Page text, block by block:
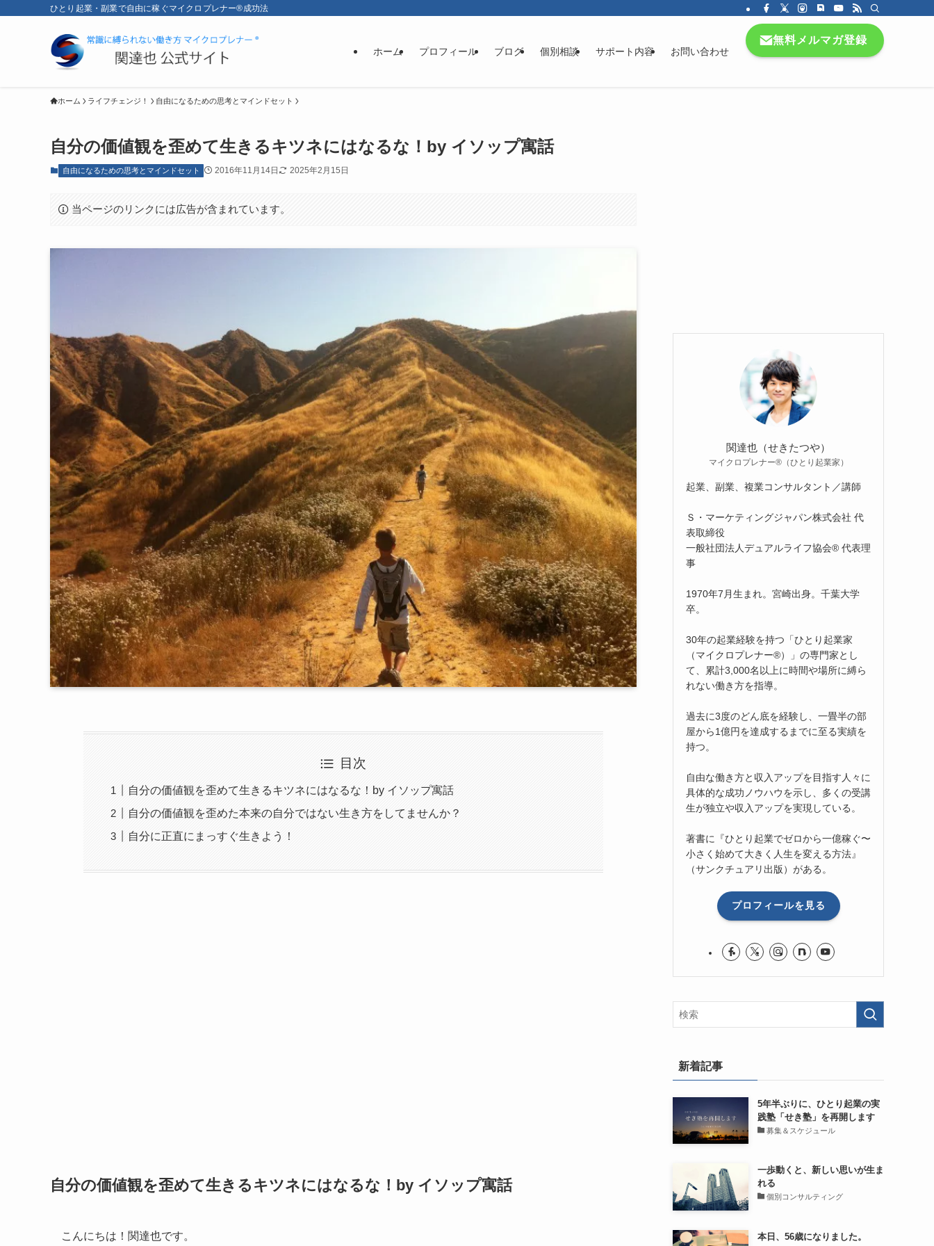
ひとり起業・副業で自由に稼ぐマイクロプレナー®成功法
ホーム プロフィール ブログ 個別相談 サポート内容 お問い合わせ
無料メルマガ登録
ホーム ライフチェンジ！ 自由になるための思考とマインドセット
自分の価値観を歪めて生きるキツネにはなるな！by イソップ寓話
自由になるための思考とマインドセット 2016年11月14日 2025年2月15日
当ページのリンクには広告が含まれています。
目次
自分の価値観を歪めて生きるキツネにはなるな！by イソップ寓話
自分の価値観を歪めた本来の自分ではない生き方をしてませんか？
自分に正直にまっすぐ生きよう！
自分の価値観を歪めて生きるキツネにはなるな！by イソップ寓話
こんにちは！関達也です。
関達也（せきたつや）
マイクロプレナー®（ひとり起業家）
起業、副業、複業コンサルタント／講師
Ｓ・マーケティングジャパン株式会社 代
表取締役
一般社団法人デュアルライフ協会® 代表理
事
1970年7月生まれ。宮崎出身。千葉大学
卒。
30年の起業経験を持つ「ひとり起業家
（マイクロプレナー®）」の専門家とし
て、累計3,000名以上に時間や場所に縛ら
れない働き方を指導。
過去に3度のどん底を経験し、一畳半の部
屋から1億円を達成するまでに至る実績を
持つ。
自由な働き方と収入アップを目指す人々に
具体的な成功ノウハウを示し、多くの受講
生が独立や収入アップを実現している。
著書に『ひとり起業でゼロから一億稼ぐ〜
小さく始めて大きく人生を変える方法』
（サンクチュアリ出版）がある。
プロフィールを見る
新着記事
5年半ぶりに、ひとり起業の実
践塾「せき塾」を再開します
募集＆スケジュール
一歩動くと、新しい思いが生ま
れる
個別コンサルティング
本日、56歳になりました。